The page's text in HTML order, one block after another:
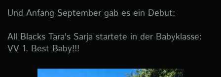
Und Anfang September gab es ein Debut:
All Blacks Tara's Sarja startete in der Babyklasse:
VV 1. Best Baby!!!